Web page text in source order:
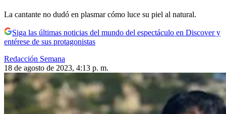
La cantante no dudó en plasmar cómo luce su piel al natural.
Siga las últimas noticias del mundo del espectáculo en Discover y
entérese de sus protagonistas
Redacción Semana
18 de agosto de 2023, 4:13 p. m.